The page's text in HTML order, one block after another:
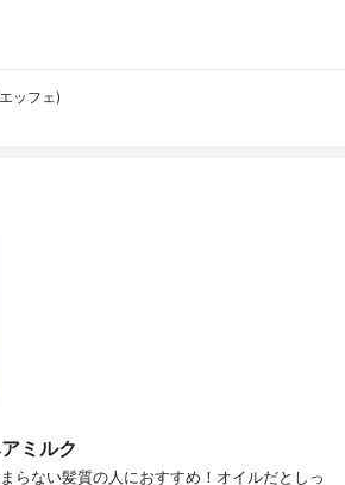
ッフェ)
ミルク
らない髪質の人におすすめ！オイルだとしっ